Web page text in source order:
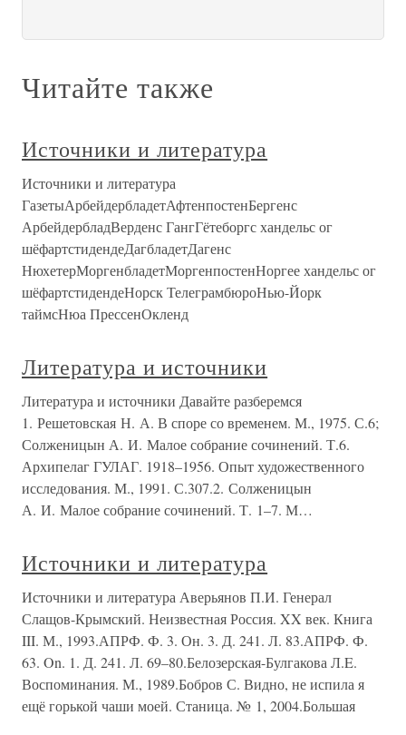
Читайте также
Источники и литература
Источники и литература
ГазетыАрбейдербладетАфтенпостенБергенс
АрбейдербладВерденс ГангГётеборгс хандельс ог
шёфартстидендеДагбладетДагенс
НюхетерМоргенбладетМоргенпостенНоргее хандельс ог
шёфартстидендеНорск ТелеграмбюроНью-Йорк
таймсНюа ПрессенОкленд
Литература и источники
Литература и источники Давайте разберемся
1. Решетовская Н. А. В споре со временем. М., 1975. С.6;
Солженицын А. И. Малое собрание сочинений. Т.6.
Архипелаг ГУЛАГ. 1918–1956. Опыт художественного
исследования. М., 1991. С.307.2. Солженицын
А. И. Малое собрание сочинений. Т. 1–7. М…
Источники и литература
Источники и литература Аверьянов П.И. Генерал
Слащов-Крымский. Неизвестная Россия. XX век. Книга
III. М., 1993.АПРФ. Ф. 3. Он. 3. Д. 241. Л. 83.АПРФ. Ф.
63. On. 1. Д. 241. Л. 69–80.Белозерская-Булгакова Л.E.
Воспоминания. М., 1989.Бобров С. Видно, не испила я
ещё горькой чаши моей. Станица. № 1, 2004.Большая